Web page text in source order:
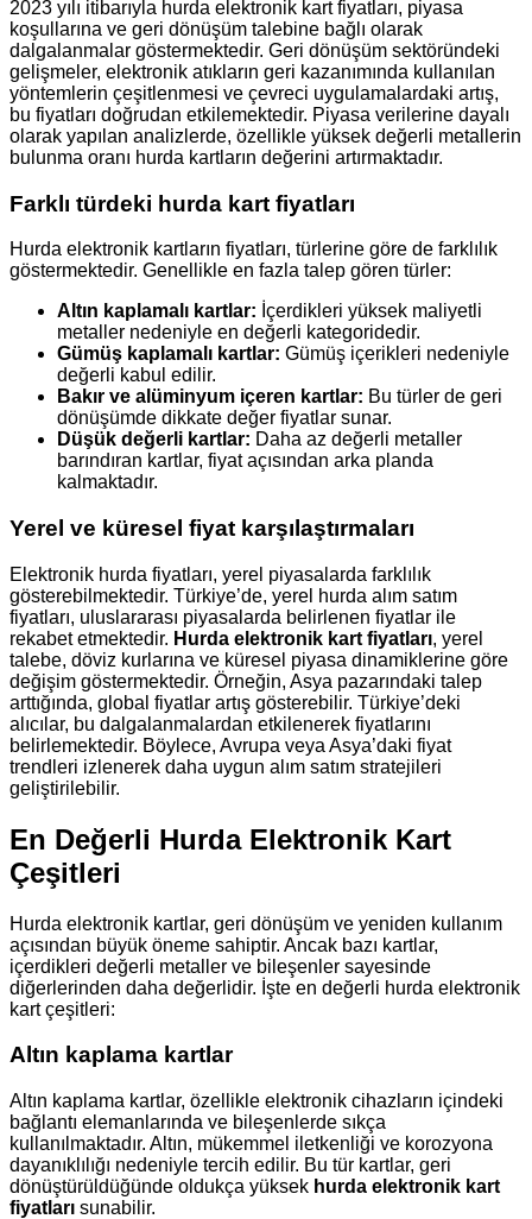
2023 yılı itibarıyla hurda elektronik kart fiyatları, piyasa
koşullarına ve geri dönüşüm talebine bağlı olarak
dalgalanmalar göstermektedir. Geri dönüşüm sektöründeki
gelişmeler, elektronik atıkların geri kazanımında kullanılan
yöntemlerin çeşitlenmesi ve çevreci uygulamalardaki artış,
bu fiyatları doğrudan etkilemektedir. Piyasa verilerine dayalı
olarak yapılan analizlerde, özellikle yüksek değerli metallerin
bulunma oranı hurda kartların değerini artırmaktadır.
Farklı türdeki hurda kart fiyatları
Hurda elektronik kartların fiyatları, türlerine göre de farklılık
göstermektedir. Genellikle en fazla talep gören türler:
Altın kaplamalı kartlar: İçerdikleri yüksek maliyetli
metaller nedeniyle en değerli kategoridedir.
Gümüş kaplamalı kartlar: Gümüş içerikleri nedeniyle
değerli kabul edilir.
Bakır ve alüminyum içeren kartlar: Bu türler de geri
dönüşümde dikkate değer fiyatlar sunar.
Düşük değerli kartlar: Daha az değerli metaller
barındıran kartlar, fiyat açısından arka planda
kalmaktadır.
Yerel ve küresel fiyat karşılaştırmaları
Elektronik hurda fiyatları, yerel piyasalarda farklılık
gösterebilmektedir. Türkiye’de, yerel hurda alım satım
fiyatları, uluslararası piyasalarda belirlenen fiyatlar ile
rekabet etmektedir. Hurda elektronik kart fiyatları, yerel
talebe, döviz kurlarına ve küresel piyasa dinamiklerine göre
değişim göstermektedir. Örneğin, Asya pazarındaki talep
arttığında, global fiyatlar artış gösterebilir. Türkiye’deki
alıcılar, bu dalgalanmalardan etkilenerek fiyatlarını
belirlemektedir. Böylece, Avrupa veya Asya’daki fiyat
trendleri izlenerek daha uygun alım satım stratejileri
geliştirilebilir.
En Değerli Hurda Elektronik Kart
Çeşitleri
Hurda elektronik kartlar, geri dönüşüm ve yeniden kullanım
açısından büyük öneme sahiptir. Ancak bazı kartlar,
içerdikleri değerli metaller ve bileşenler sayesinde
diğerlerinden daha değerlidir. İşte en değerli hurda elektronik
kart çeşitleri:
Altın kaplama kartlar
Altın kaplama kartlar, özellikle elektronik cihazların içindeki
bağlantı elemanlarında ve bileşenlerde sıkça
kullanılmaktadır. Altın, mükemmel iletkenliği ve korozyona
dayanıklılığı nedeniyle tercih edilir. Bu tür kartlar, geri
dönüştürüldüğünde oldukça yüksek hurda elektronik kart
fiyatları sunabilir.